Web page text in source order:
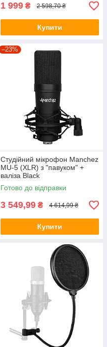
1 999 ₴ 2 598,70 ₴
Купити
–23%
Студійний мікрофон Manchez
MU-5 (XLR) з "павуком" +
валіза Black
Готово до відправки
3 549,99 ₴ 4 614,99 ₴
Купити